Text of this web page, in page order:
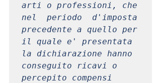
arti o professioni, che
nel  periodo  d'imposta
precedente a quello per
il quale e' presentata
la dichiarazione hanno
conseguito ricavi o
percepito compensi